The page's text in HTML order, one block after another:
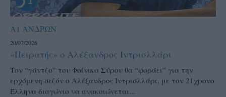
Α1 ΑΝΔΡΩΝ
20/07/2026
«Πειρατής» ο Αλέξανδρος Ιντρισλλάρι
Τον “γάντζο” του Φοίνικα Σύρου θα “φοράει” για την
ερχόμενη σεζόν ο Αλέξανδρος Ιντρισλλάρι, με τον 21χρονο
Έλληνα διαγώνιο να ανακοιώνεται...